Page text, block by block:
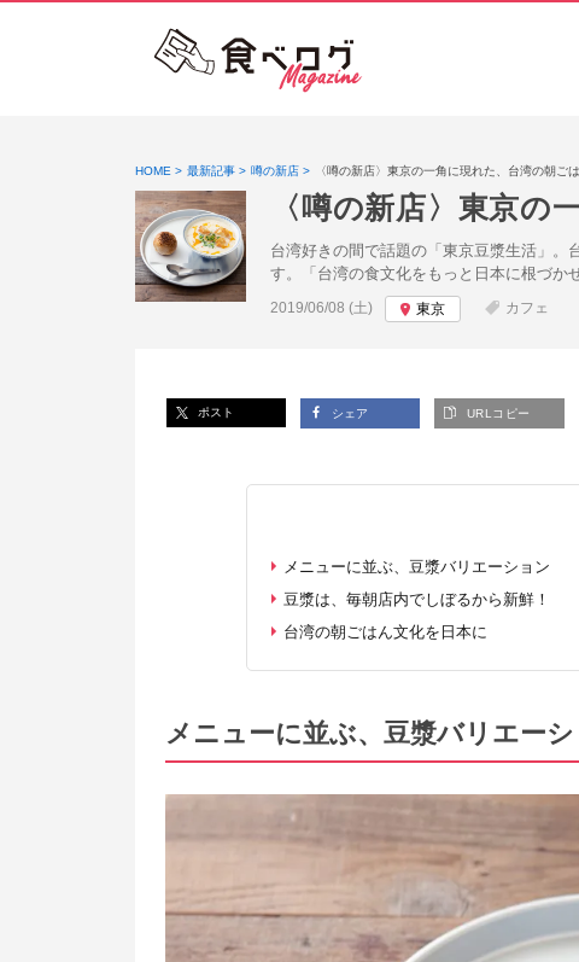
HOME 最新記事 噂の新店 〈噂の新店〉東京の一角に現れた、台湾の朝ご
〈噂の新店〉東京の
台湾好きの間で話題の「東京豆漿生活」。
す。「台湾の食文化をもっと日本に根づか
投稿日:
2019/06/08 (土) 東京 カフェ
ポスト シェア URLコピー
メニューに並ぶ、豆漿バリエーション
豆漿は、毎朝店内でしぼるから新鮮！
台湾の朝ごはん文化を日本に
メニューに並ぶ、豆漿バリエー